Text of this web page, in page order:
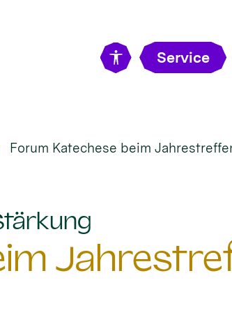
Service
Forum Katechese beim